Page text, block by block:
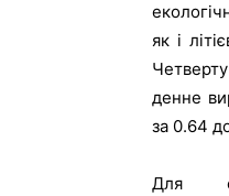
як і
денне
за 0.64
Для